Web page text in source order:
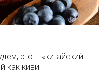
это – «китайский
как киви.